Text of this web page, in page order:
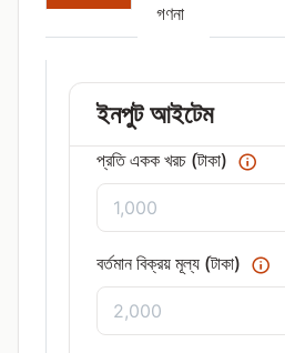
গণনা
ইনপুট আইটেম
প্রতি একক খরচ (টাকা)
বর্তমান বিক্রয় মূল্য (টাকা)